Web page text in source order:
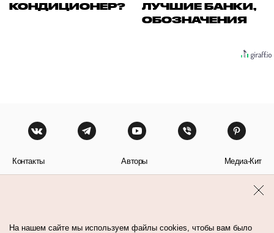
КОНДИЦИОНЕР?
ЛУЧШИЕ БАНКИ,
ОБОЗНАЧЕНИЯ
Контакты Авторы Медиа-Кит
На нашем сайте мы используем файлы cookies, чтобы вам было